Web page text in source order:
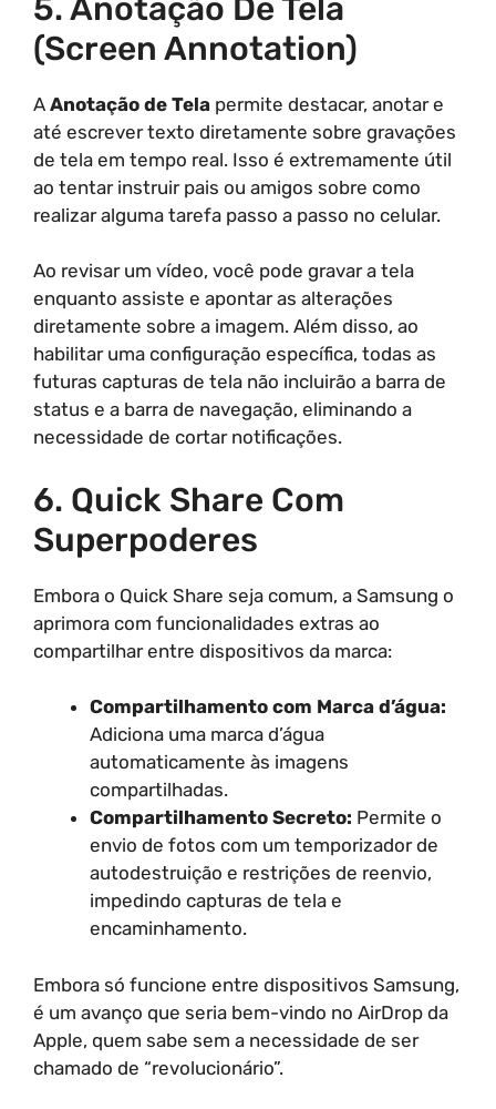
5. Anotação De Tela
(Screen Annotation)
A Anotação de Tela permite destacar, anotar e
até escrever texto diretamente sobre gravações
de tela em tempo real. Isso é extremamente útil
ao tentar instruir pais ou amigos sobre como
realizar alguma tarefa passo a passo no celular.
Ao revisar um vídeo, você pode gravar a tela
enquanto assiste e apontar as alterações
diretamente sobre a imagem. Além disso, ao
habilitar uma configuração específica, todas as
futuras capturas de tela não incluirão a barra de
status e a barra de navegação, eliminando a
necessidade de cortar notificações.
6. Quick Share Com
Superpoderes
Embora o Quick Share seja comum, a Samsung o
aprimora com funcionalidades extras ao
compartilhar entre dispositivos da marca:
Compartilhamento com Marca d’água:
Adiciona uma marca d’água
automaticamente às imagens
compartilhadas.
Compartilhamento Secreto: Permite o
envio de fotos com um temporizador de
autodestruição e restrições de reenvio,
impedindo capturas de tela e
encaminhamento.
Embora só funcione entre dispositivos Samsung,
é um avanço que seria bem-vindo no AirDrop da
Apple, quem sabe sem a necessidade de ser
chamado de “revolucionário”.